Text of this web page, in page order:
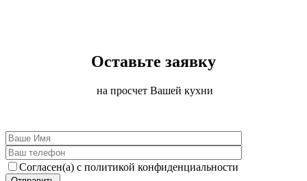
Оставьте заявку
на просчет Вашей кухни
Согласен(а) с политикой конфиденциальности